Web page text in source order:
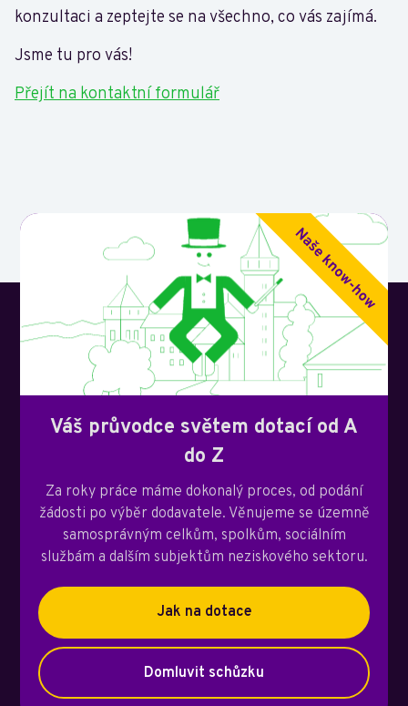
konzultaci a zeptejte se na všechno, co vás zajímá.
Jsme tu pro vás!
Přejít na kontaktní formulář
Váš průvodce světem dotací od A
do Z
Za roky práce máme dokonalý proces, od podání
žádosti po výběr dodavatele. Věnujeme se územně
samosprávným celkům, spolkům, sociálním
službám a dalším subjektům neziskového sektoru.
Jak na dotace
Domluvit schůzku